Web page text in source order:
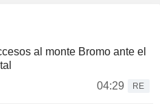
al monte Bromo ante el
04:29
RE